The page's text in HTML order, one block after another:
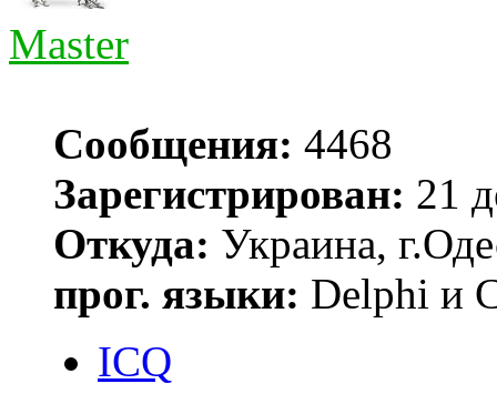
Master
Сообщения: 4468
Зарегистрирован: 21
Откуда: Украина,
прог. языки: Delphi и
ICQ